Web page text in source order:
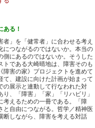
ある！
者」を「健常者」に合わせる考え
につながるのではないか。本当の
側にあるのではないか。そうした
トである大崎晴地は、障害そのも
障害の家》プロジェクトを進めて
て、建設に向けた計画が始まって
の展示と連動して行なわれた対
、「障害」「家」「リハビリ」
考えるための一冊である。「障
と自由につながる。哲学／精神医
断しながら、障害を考える対話